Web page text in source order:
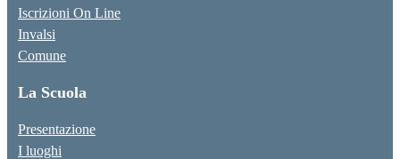
Iscrizioni On Line
Invalsi
Comune
La Scuola
Presentazione
I luoghi